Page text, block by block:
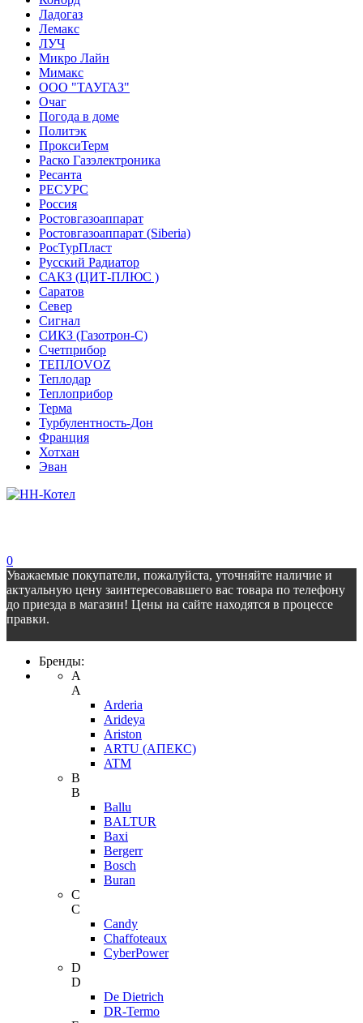
Ладогаз
Лемакс
ЛУЧ
Микро Лайн
Мимакс
ООО "ТАУГАЗ"
Очаг
Погода в доме
Политэк
ПроксиТерм
Раско Газэлектроника
Ресанта
РЕСУРС
Россия
Ростовгазоаппарат
Ростовгазоаппарат (Siberia)
РосТурПласт
Русский Радиатор
САКЗ (ЦИТ-ПЛЮС )
Саратов
Север
Сигнал
СИКЗ (Газотрон-С)
Счетприбор
ТЕПЛОVOZ
Теплодар
Теплоприбор
Терма
Турбулентность-Дон
Франция
Хотхан
Эван
0
Уважаемые покупатели, пожалуйста, уточняйте наличие и
актуальную цену заинтересовавшего вас товара по телефону
до приезда в магазин! Цены на сайте находятся в процессе
правки.
Бренды:
A
A
Arderia
Arideya
Ariston
ARTU (АПЕКС)
ATM
B
B
Ballu
BALTUR
Baxi
Bergerr
Bosch
Buran
C
C
Candy
Chaffoteaux
CyberPower
D
D
De Dietrich
DR-Termo